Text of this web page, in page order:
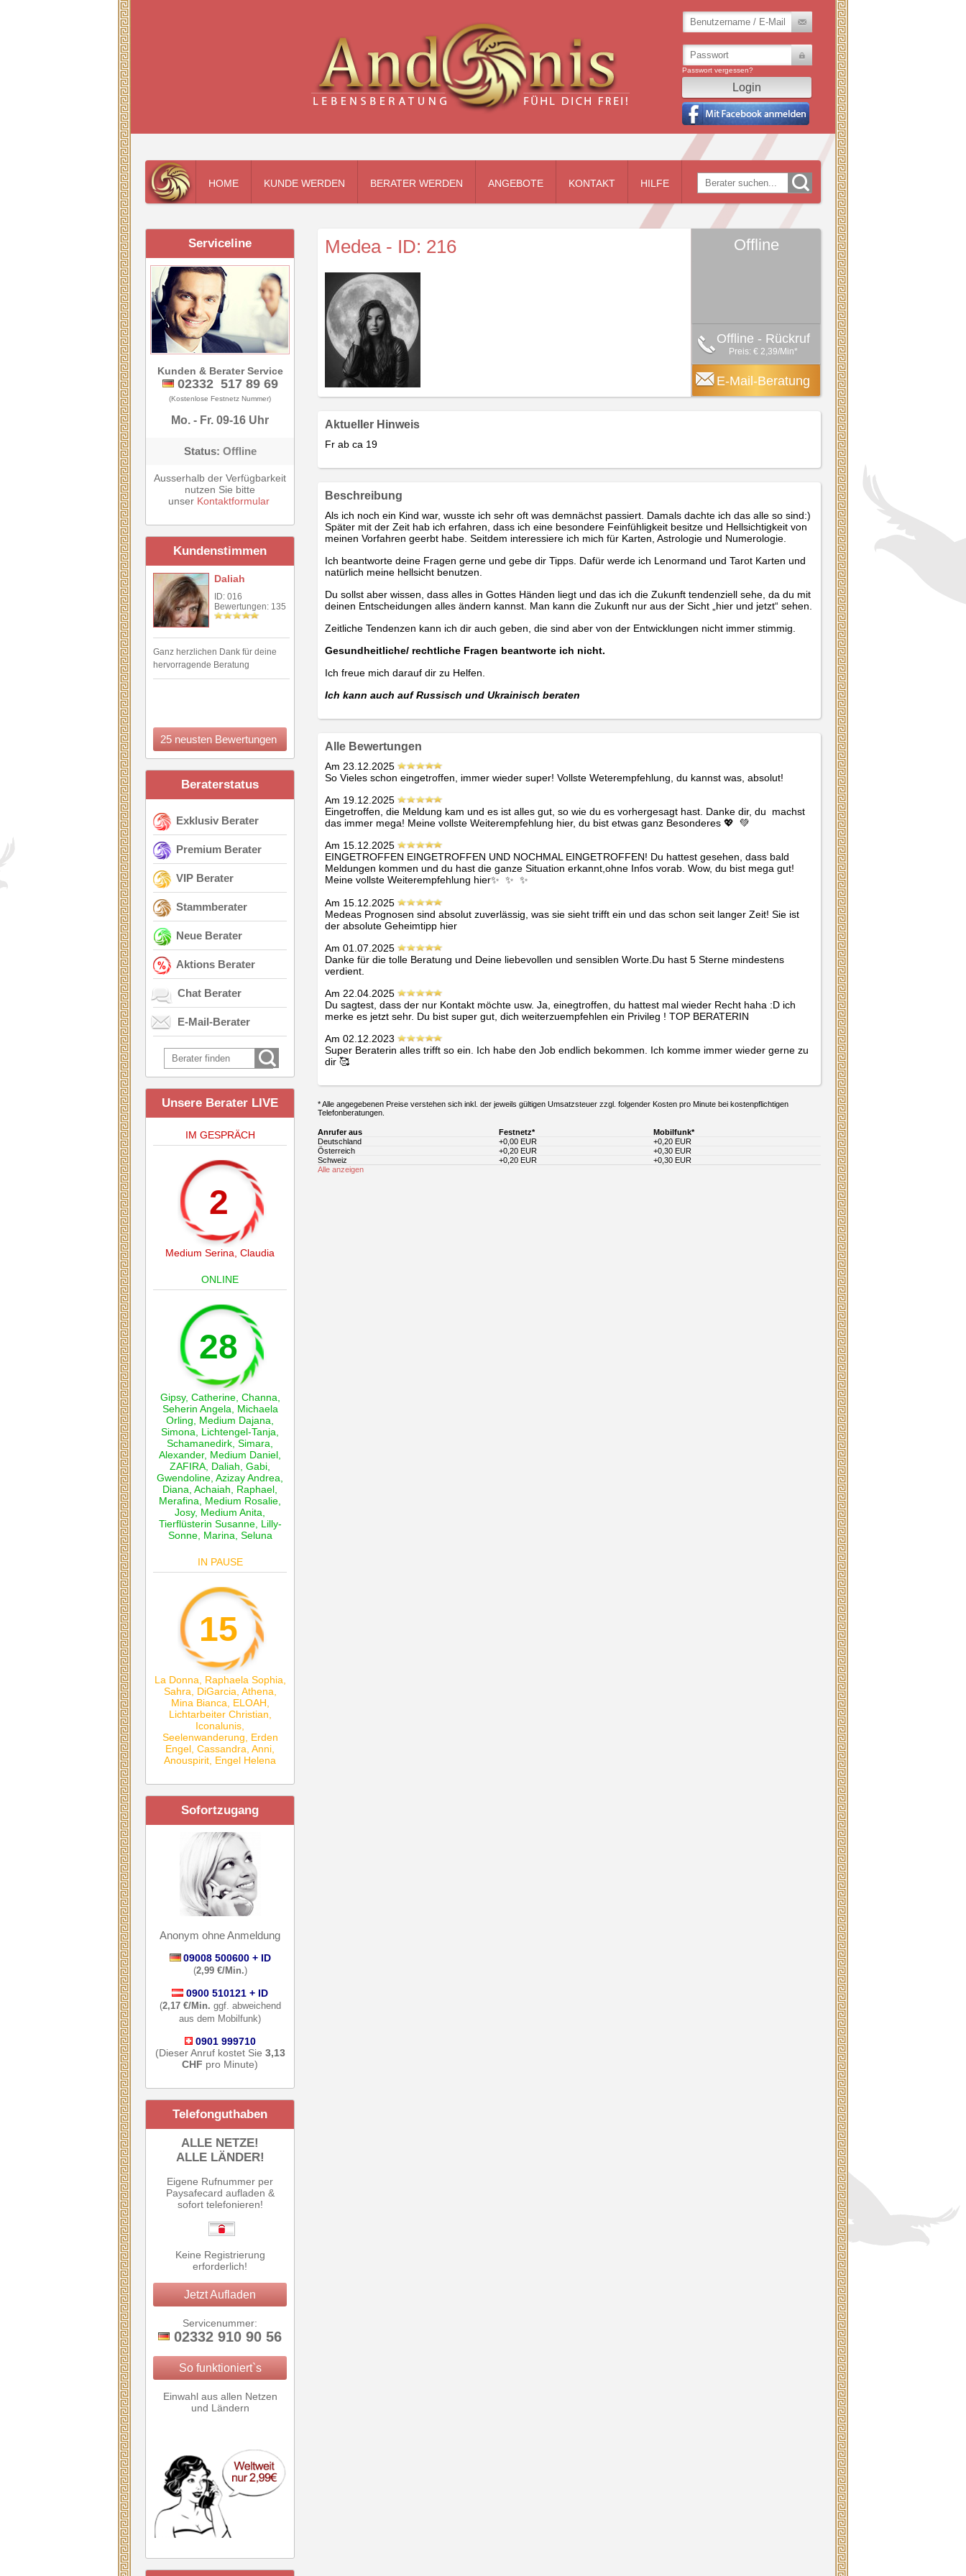
Passwort vergessen?
HOME KUNDE WERDEN BERATER WERDEN ANGEBOTE KONTAKT HILFE
Serviceline
Kunden & Berater Service
02332 517 89 69
(Kostenlose Festnetz Nummer)
Mo. - Fr. 09-16 Uhr
Status: Offline
Ausserhalb der Verfügbarkeit
nutzen Sie bitte
unser Kontaktformular
Kundenstimmen
Daliah
ID: 016
Bewertungen: 135
Ganz herzlichen Dank für deine
hervorragende Beratung
25 neusten Bewertungen
Beraterstatus
Exklusiv Berater
Premium Berater
VIP Berater
Stammberater
Neue Berater
Aktions Berater
Chat Berater
E-Mail-Berater
Unsere Berater LIVE
IM GESPRÄCH
2
Medium Serina Claudia
ONLINE
28
Gipsy, Catherine, Channa
Seherin Angela
Michaela
Orling
Medium Dajana
Simona
Lichtengel-Tanja
Schamanedirk Simara
Alexander, Medium Daniel
ZAFIRA Daliah Gabi
Gwendoline Azizay Andrea
Diana Achaiah Raphael
Merafina
Medium Rosalie
Josy, Medium Anita
Tierflüsterin Susanne, Lilly-
Sonne, Marina Seluna
IN PAUSE
15
La Donna Raphaela Sophia
Sahra
DiGarcia Athena
Mina Bianca
ELOAH
Lichtarbeiter Christian
Iconalunis
Seelenwanderung
Erden
Engel Cassandra Anni
Anouspirit Engel Helena
Sofortzugang
Anonym ohne Anmeldung
09008 500600 + ID
(2,99 €/Min.)
0900 510121 + ID
(2,17 €/Min. ggf. abweichend
aus dem Mobilfunk)
0901 999710
(Dieser Anruf kostet Sie 3,13
CHF pro Minute)
Telefonguthaben
ALLE NETZE!
ALLE LÄNDER!
Eigene Rufnummer per
Paysafecard aufladen &
sofort telefonieren!
Keine Registrierung
erforderlich!
Jetzt Aufladen
Servicenummer:
02332 910 90 56
So funktioniert`s
Einwahl aus allen Netzen
und Ländern
Medea - ID: 216 Offline
Offline - Rückruf
Preis: € 2,39/Min*
E-Mail-Beratung
Aktueller Hinweis
Fr ab ca 19
Beschreibung
Als ich noch ein Kind war, wusste ich sehr oft was demnächst passiert. Damals dachte ich das alle so sind:)
Später mit der Zeit hab ich erfahren, dass ich eine besondere Feinfühligkeit besitze und Hellsichtigkeit von
meinen Vorfahren geerbt habe. Seitdem interessiere ich mich für Karten, Astrologie und Numerologie.
Ich beantworte deine Fragen gerne und gebe dir Tipps. Dafür werde ich Lenormand und Tarot Karten und
natürlich meine hellsicht benutzen.
Du sollst aber wissen, dass alles in Gottes Händen liegt und das ich die Zukunft tendenziell sehe, da du mit
deinen Entscheidungen alles ändern kannst. Man kann die Zukunft nur aus der Sicht „hier und jetzt“ sehen.
Zeitliche Tendenzen kann ich dir auch geben, die sind aber von der Entwicklungen nicht immer stimmig.
Gesundheitliche/ rechtliche Fragen beantworte ich nicht.
Ich freue mich darauf dir zu Helfen.
Ich kann auch auf Russisch und Ukrainisch beraten
Alle Bewertungen
Am 23.12.2025
So Vieles schon eingetroffen, immer wieder super! Vollste Weterempfehlung, du kannst was, absolut!
Am 19.12.2025
Eingetroffen, die Meldung kam und es ist alles gut, so wie du es vorhergesagt hast. Danke dir, du  machst
das immer mega! Meine vollste Weiterempfehlung hier, du bist etwas ganz Besonderes 💖  💚
Am 15.12.2025
EINGETROFFEN EINGETROFFEN UND NOCHMAL EINGETROFFEN! Du hattest gesehen, dass bald
Meldungen kommen und du hast die ganze Situation erkannt,ohne Infos vorab. Wow, du bist mega gut!
Meine vollste Weiterempfehlung hier✨  ✨  ✨
Am 15.12.2025
Medeas Prognosen sind absolut zuverlässig, was sie sieht trifft ein und das schon seit langer Zeit! Sie ist
der absolute Geheimtipp hier
Am 01.07.2025
Danke für die tolle Beratung und Deine liebevollen und sensiblen Worte.Du hast 5 Sterne mindestens
verdient.
Am 22.04.2025
Du sagtest, dass der nur Kontakt möchte usw. Ja, einegtroffen, du hattest mal wieder Recht haha :D ich
merke es jetzt sehr. Du bist super gut, dich weiterzuempfehlen ein Privileg ! TOP BERATERIN
Am 02.12.2023
Super Beraterin alles trifft so ein. Ich habe den Job endlich bekommen. Ich komme immer wieder gerne zu
dir 🥰
* Alle angegebenen Preise verstehen sich inkl. der jeweils gültigen Umsatzsteuer zzgl. folgender Kosten pro Minute bei kostenpflichtigen
Telefonberatungen.
Anrufer aus Festnetz*
Mobilfunk*
Deutschland
+0,00 EUR
+0,20 EUR
Österreich
+0,20 EUR
+0,30 EUR
Schweiz
+0,20 EUR
+0,30 EUR
Alle anzeigen